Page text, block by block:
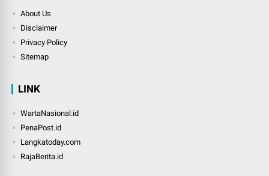
About Us
Disclaimer
Privacy Policy
Sitemap
LINK
WartaNasional.id
PenaPost.id
Langkatoday.com
RajaBerita.id